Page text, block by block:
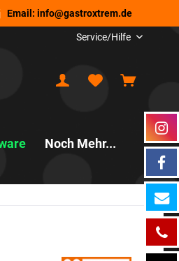
Email: info@gastroxtrem.de
Service/Hilfe
Noch Mehr...